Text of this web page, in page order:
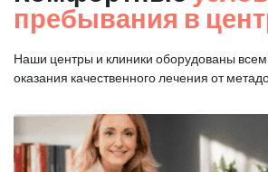
пребывания в
Наши центры и клиники оборудованы
оказания качественного лечения от